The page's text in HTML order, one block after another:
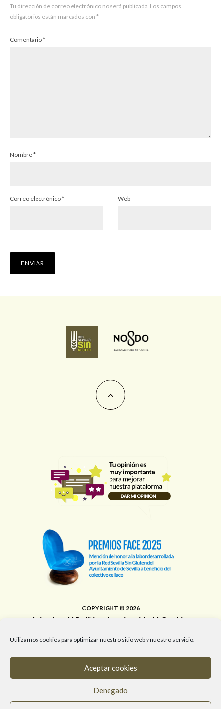
Utilizamos cookies para optimizar nuestro sitio web y nuestro servicio.
Aceptar cookies
Denegado
Tu dirección de correo electrónico no será publicada. Los campos
obligatorios están marcados con *
Comentario*
Nombre*
Correo electrónico* Web
COPYRIGHT © 2026
Aviso legal| Política de privacidad | Cookies
T. 955 472 903 / M. 682 058 961 / #RedSevillaSinGluten
info@redsevillasingluten.org/